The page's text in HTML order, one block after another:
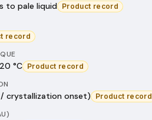
to pale liquid Product record
record
°C Product record
/ crystallization onset) Product record